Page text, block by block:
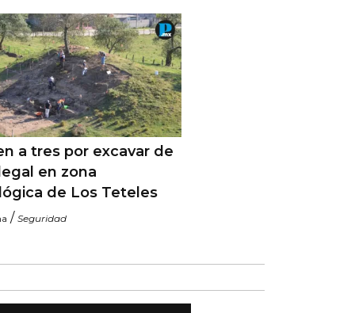
a tres por excavar de
en zona
de Los Teteles
/ Seguridad